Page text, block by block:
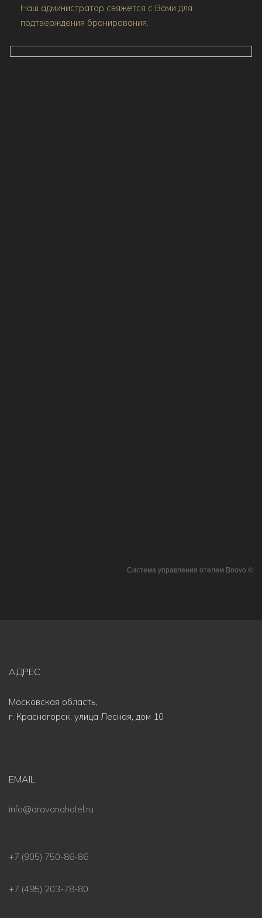
Наш администратор свяжется с Вами для
подтверждения бронирования.
Система управления отелем Bnovo ©
АДРЕС
Московская область,
г. Красногорск, улица Лесная, дом 10
EMAIL
info@aravanahotel.ru
+7 (905) 750-86-86
+7 (495) 203-78-80